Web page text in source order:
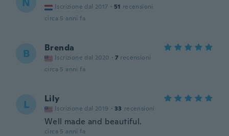
Iscrizione dal 2017 · 51 recensioni
circa 5 anni fa
B Brenda
Iscrizione dal 2020 · 7 recensioni
circa 5 anni fa
L Lily
Iscrizione dal 2019 · 33 recensioni
Well made and beautiful.
circa 5 anni fa